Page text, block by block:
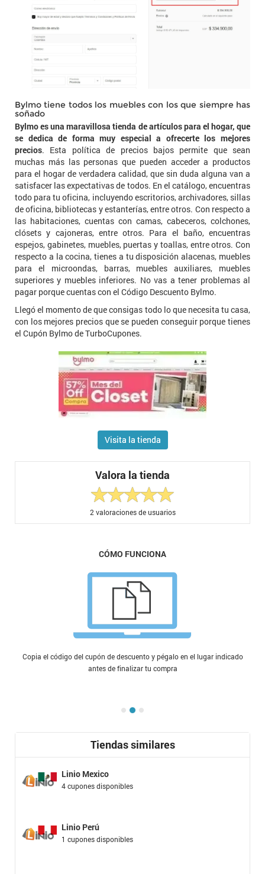
Bylmo tiene todos los muebles con los que siempre has
soñado
Bylmo es una maravillosa tienda de artículos para el hogar, que
se dedica de forma muy especial a ofrecerte los mejores
precios. Esta política de precios bajos permite que sean
muchas más las personas que pueden acceder a productos
para el hogar de verdadera calidad, que sin duda alguna van a
satisfacer las expectativas de todos. En el catálogo, encuentras
todo para tu oficina, incluyendo escritorios, archivadores, sillas
de oficina, bibliotecas y estanterías, entre otros. Con respecto a
las habitaciones, cuentas con camas, cabeceros, colchones,
clósets y cajoneras, entre otros. Para el baño, encuentras
espejos, gabinetes, muebles, puertas y toallas, entre otros. Con
respecto a la cocina, tienes a tu disposición alacenas, muebles
para el microondas, barras, muebles auxiliares, muebles
superiores y muebles inferiores. No vas a tener problemas al
pagar porque cuentas con el Código Descuento Bylmo.
Llegó el momento de que consigas todo lo que necesita tu casa,
con los mejores precios que se pueden conseguir porque tienes
el Cupón Bylmo de TurboCupones.
Visita la tienda
Valora la tienda
2 valoraciones de usuarios
CÓMO FUNCIONA
Copia el código del cupón de descuento y pégalo en el lugar indicado
antes de finalizar tu compra
Tiendas similares
Linio Mexico
4 cupones disponibles
Linio Perú
1 cupones disponibles